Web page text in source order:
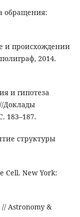
обращения:
и происхождении
2014.
и гипотеза
Доклады
183–187.
структуры
Cell. New York:
Astronomy &